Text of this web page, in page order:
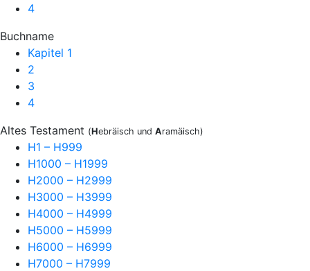
4
Buchname
Kapitel 1
2
3
4
Altes Testament (Hebräisch und Aramäisch)
H1 – H999
H1000 – H1999
H2000 – H2999
H3000 – H3999
H4000 – H4999
H5000 – H5999
H6000 – H6999
H7000 – H7999